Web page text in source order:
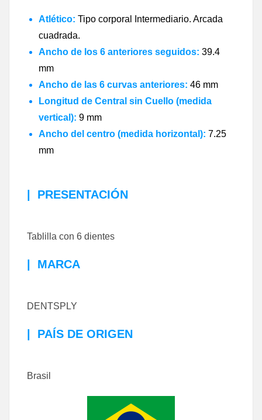
Atlético: Tipo corporal Intermediario. Arcada
cuadrada.
Ancho de los 6 anteriores seguidos: 39.4
mm
Ancho de las 6 curvas anteriores: 46 mm
Longitud de Central sin Cuello (medida
vertical): 9 mm
Ancho del centro (medida horizontal): 7.25
mm
PRESENTACIÓN
Tablilla con 6 dientes
MARCA
DENTSPLY
PAÍS DE ORIGEN
Brasil